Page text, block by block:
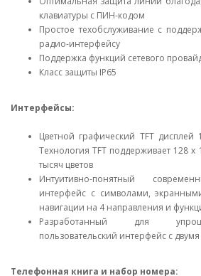
клавиатуры с ПИН-кодом
Простое техобслуживание с
радио-интерфейсу
Поддержка функций сетевого
Класс защиты IP65
Интерфейсы:
Цветной графический TFT дисплей
Технология TFT поддерживает 128 х
тысяч цветов
Интуитивно-понятный
интерфейс с символами,
навигации на 4 направления и
Разработанный для
пользовательский интерфейс с
Телефонная книга и набор номера: